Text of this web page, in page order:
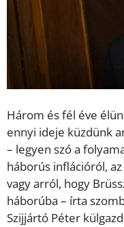
Három és fél éve
ennyi ideje küzdünk
– legyen szó a
háborús inflációról,
vagy arról, hogy
háborúba – írta
Szijjártó Péter